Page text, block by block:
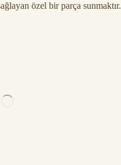
özel bir parça sunmaktır.